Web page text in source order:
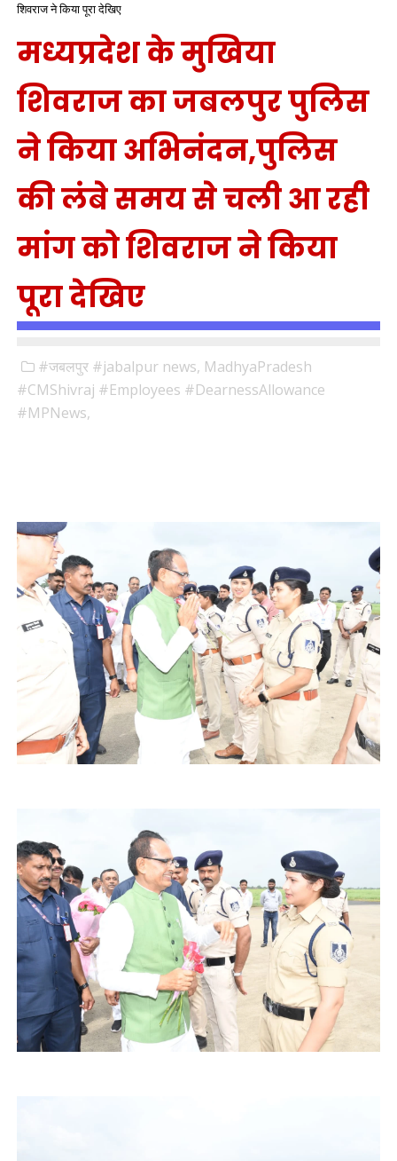
शिवराज ने किया पूरा देखिए
मध्यप्रदेश के मुखिया
शिवराज का जबलपुर पुलिस
ने किया अभिनंदन,पुलिस
की लंबे समय से चली आ रही
मांग को शिवराज ने किया
पूरा देखिए
#जबलपुर #jabalpur news, MadhyaPradesh
#CMShivraj #Employees #DearnessAllowance
#MPNews,